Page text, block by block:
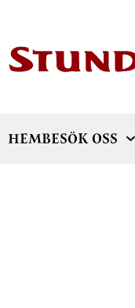
HEMBESÖK OSS